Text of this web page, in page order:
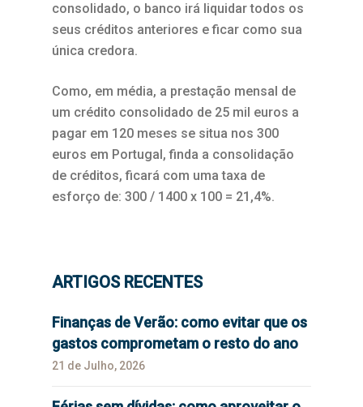
consolidado, o banco irá liquidar todos os
seus créditos anteriores e ficar como sua
única credora.
Como, em média, a prestação mensal de
um crédito consolidado de 25 mil euros a
pagar em 120 meses se situa nos 300
euros em Portugal, finda a consolidação
de créditos, ficará com uma taxa de
esforço de: 300 / 1400 x 100 = 21,4%.
ARTIGOS RECENTES
Finanças de Verão: como evitar que os
gastos comprometam o resto do ano
21 de Julho, 2026